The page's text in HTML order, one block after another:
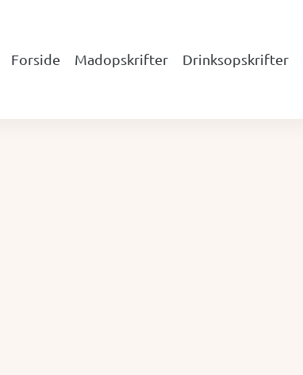
Forside Madopskrifter Drinksopskrifter